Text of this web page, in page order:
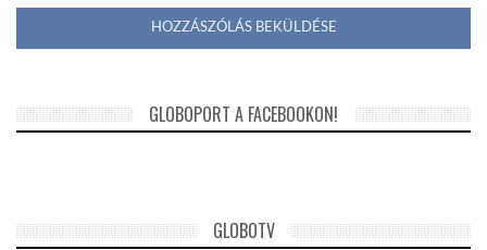
GLOBOPORT A FACEBOOKON!
GLOBOTV